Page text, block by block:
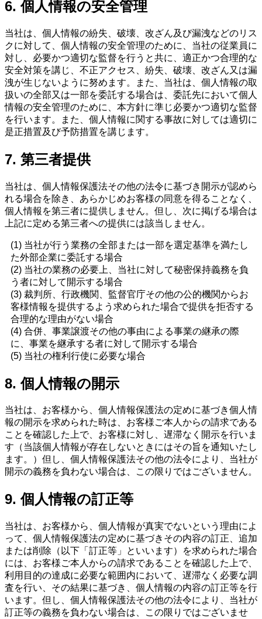
6. 個人情報の安全管理
当社は、個人情報の紛失、破壊、改ざん及び漏洩などのリス
クに対して、個人情報の安全管理のために、当社の従業員に
対し、必要かつ適切な監督を行うと共に、適正かつ合理的な
安全対策を講じ、不正アクセス、紛失、破壊、改ざん又は漏
洩が生じないように努めます。また、当社は、個人情報の取
扱いの全部又は一部を委託する場合は、委託先において個人
情報の安全管理のために、本方針に準じ必要かつ適切な監督
を行います。また、個人情報に関する事故に対しては適切に
是正措置及び予防措置を講じます。
7. 第三者提供
当社は、個人情報保護法その他の法令に基づき開示が認めら
れる場合を除き、あらかじめお客様の同意を得ることなく、
個人情報を第三者に提供しません。但し、次に掲げる場合は
上記に定める第三者への提供には該当しません。
(1) 当社が行う業務の全部または一部を選定基準を満たし
た外部企業に委託する場合
(2) 当社の業務の必要上、当社に対して秘密保持義務を負
う者に対して開示する場合
(3) 裁判所、行政機関、監督官庁その他の公的機関からお
客様情報を提供するよう求められた場合で提供を拒否する
合理的な理由がない場合
(4) 合併、事業譲渡その他の事由による事業の継承の際
に、事業を継承する者に対して開示する場合
(5) 当社の権利行使に必要な場合
8. 個人情報の開示
当社は、お客様から、個人情報保護法の定めに基づき個人情
報の開示を求められた時は、お客様ご本人からの請求である
ことを確認した上で、お客様に対し、遅滞なく開示を行いま
す（当該個人情報が存在しないときにはその旨を通知いたし
ます。）但し、個人情報保護法その他の法令により、当社が
開示の義務を負わない場合は、この限りではございません。
9. 個人情報の訂正等
当社は、お客様から、個人情報が真実でないという理由によ
って、個人情報保護法の定めに基づきその内容の訂正、追加
または削除（以下「訂正等」といいます）を求められた場合
には、お客様ご本人からの請求であることを確認した上で、
利用目的の達成に必要な範囲内において、遅滞なく必要な調
査を行い、その結果に基づき、個人情報の内容の訂正等を行
います。但し、個人情報保護法その他の法令により、当社が
訂正等の義務を負わない場合は、この限りではございませ